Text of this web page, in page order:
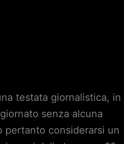
testata giornalistica, in
senza alcuna
pertanto considerarsi un